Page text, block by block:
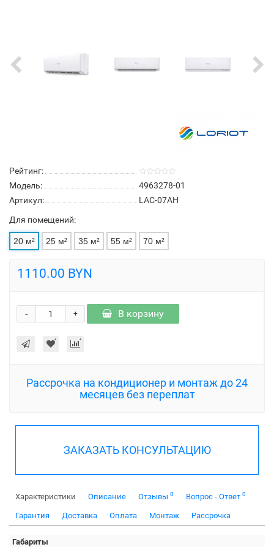
Рейтинг:
Модель:
4963278-01
Артикул:
LAC-07AH
Для помещений:
20 м² 25 м² 35 м² 55 м² 70 м²
1110.00 BYN
+
- В корзину
Рассрочка на кондиционер и монтаж до 24
месяцев без переплат
ЗАКАЗАТЬ КОНСУЛЬТАЦИЮ
Характеристики Описание Отзывы 0 Вопрос - Ответ 0
Гарантия Доставка Оплата Монтаж Рассрочка
Габариты